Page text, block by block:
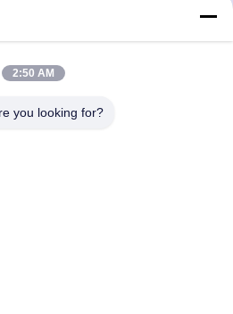
2:50 AM
you looking for?